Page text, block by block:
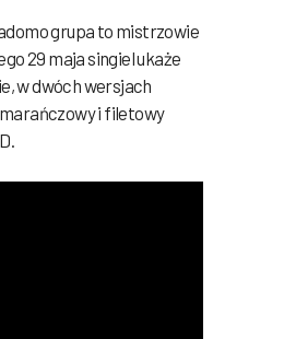
grupa to mistrzowie
29 maja singiel ukaże
w dwóch wersjach
i filetowy